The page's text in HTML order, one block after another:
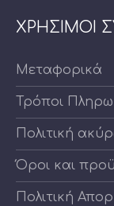
ΧΡΗΣΙΜΟΙ
Μεταφορικά
Τρόποι
Πολιτική
Όροι και
Πολιτική